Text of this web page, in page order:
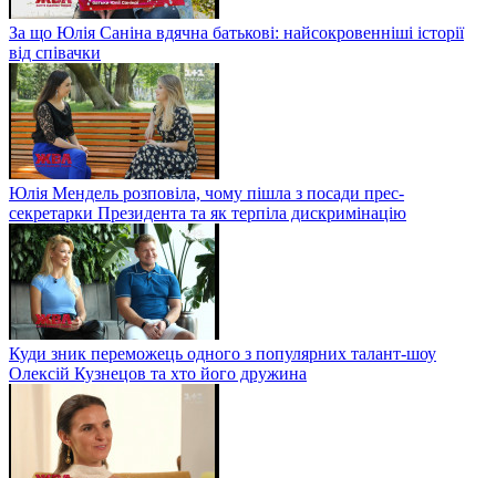
За що Юлія Саніна вдячна батькові: найсокровенніші історії
від співачки
Юлія Мендель розповіла, чому пішла з посади прес-
секретарки Президента та як терпіла дискримінацію
Куди зник переможець одного з популярних талант-шоу
Олексій Кузнецов та хто його дружина